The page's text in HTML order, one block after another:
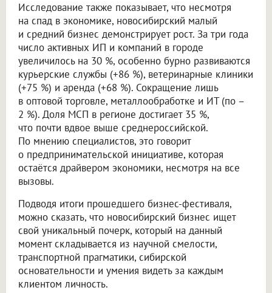
Исследование также показывает, что несмотря
на спад в экономике, новосибирский малый
и средний бизнес демонстрирует рост. За три года
число активных ИП и компаний в городе
увеличилось на 30 %, особенно бурно развиваются
курьерские службы (+86 %), ветеринарные клиники
(+75 %) и аренда (+68 %). Сокращение лишь
в оптовой торговле, металлообработке и ИТ (по –
2 %). Доля МСП в регионе достигает 35 %,
что почти вдвое выше среднероссийской.
По мнению специалистов, это говорит
о предпринимательской инициативе, которая
остаётся драйвером экономики, несмотря на все
вызовы.
Подводя итоги прошедшего бизнес-фестиваля,
можно сказать, что новосибирский бизнес ищет
свой уникальный почерк, который на данный
момент складывается из научной смелости,
транспортной прагматики, сибирской
основательности и умения видеть за каждым
клиентом личность.